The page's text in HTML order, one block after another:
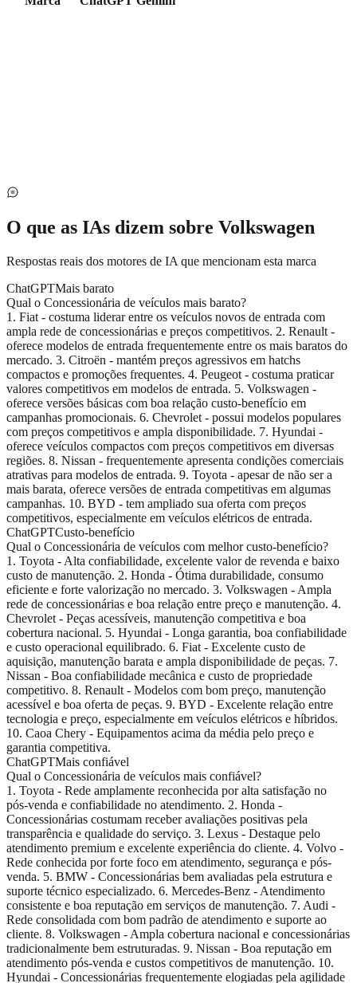
O que as IAs dizem sobre Volkswagen
Respostas reais dos motores de IA que mencionam esta marca
ChatGPTMais barato
Qual o Concessionária de veículos mais barato?
1. Fiat - costuma liderar entre os veículos novos de entrada com
ampla rede de concessionárias e preços competitivos. 2. Renault -
oferece modelos de entrada frequentemente entre os mais baratos do
mercado. 3. Citroën - mantém preços agressivos em hatchs
compactos e promoções frequentes. 4. Peugeot - costuma praticar
valores competitivos em modelos de entrada. 5. Volkswagen -
oferece versões básicas com boa relação custo-benefício em
campanhas promocionais. 6. Chevrolet - possui modelos populares
com preços competitivos e ampla disponibilidade. 7. Hyundai -
oferece veículos compactos com preços competitivos em diversas
regiões. 8. Nissan - frequentemente apresenta condições comerciais
atrativas para modelos de entrada. 9. Toyota - apesar de não ser a
mais barata, oferece versões de entrada competitivas em algumas
campanhas. 10. BYD - tem ampliado sua oferta com preços
competitivos, especialmente em veículos elétricos de entrada.
ChatGPTCusto-benefício
Qual o Concessionária de veículos com melhor custo-benefício?
1. Toyota - Alta confiabilidade, excelente valor de revenda e baixo
custo de manutenção. 2. Honda - Ótima durabilidade, consumo
eficiente e forte valorização no mercado. 3. Volkswagen - Ampla
rede de concessionárias e boa relação entre preço e manutenção. 4.
Chevrolet - Peças acessíveis, manutenção competitiva e boa
cobertura nacional. 5. Hyundai - Longa garantia, boa confiabilidade
e custo operacional equilibrado. 6. Fiat - Excelente custo de
aquisição, manutenção barata e ampla disponibilidade de peças. 7.
Nissan - Boa confiabilidade mecânica e custo de propriedade
competitivo. 8. Renault - Modelos com bom preço, manutenção
acessível e boa oferta de peças. 9. BYD - Excelente relação entre
tecnologia e preço, especialmente em veículos elétricos e híbridos.
10. Caoa Chery - Equipamentos acima da média pelo preço e
garantia competitiva.
ChatGPTMais confiável
Qual o Concessionária de veículos mais confiável?
1. Toyota - Rede amplamente reconhecida por alta satisfação no
pós-venda e confiabilidade no atendimento. 2. Honda -
Concessionárias costumam receber avaliações positivas pela
transparência e qualidade do serviço. 3. Lexus - Destaque pelo
atendimento premium e excelente experiência do cliente. 4. Volvo -
Rede conhecida por forte foco em atendimento, segurança e pós-
venda. 5. BMW - Concessionárias bem avaliadas pela estrutura e
suporte técnico especializado. 6. Mercedes-Benz - Atendimento
consistente e boa reputação em serviços de manutenção. 7. Audi -
Rede consolidada com bom padrão de atendimento e suporte ao
cliente. 8. Volkswagen - Ampla cobertura nacional e concessionárias
tradicionalmente bem estruturadas. 9. Nissan - Boa reputação em
atendimento pós-venda e custos competitivos de manutenção. 10.
Hyundai - Concessionárias frequentemente elogiadas pela agilidade